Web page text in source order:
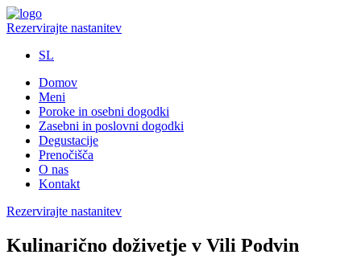
Rezervirajte nastanitev
SL
Domov
Meni
Poroke in osebni dogodki
Zasebni in poslovni dogodki
Degustacije
Prenočišča
O nas
Kontakt
Rezervirajte nastanitev
Kulinarično doživetje v Vili Podvin